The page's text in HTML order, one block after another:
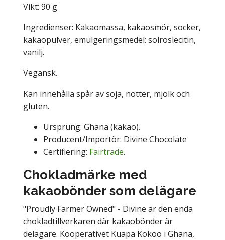
Vikt: 90 g
Ingredienser: Kakaomassa, kakaosmör, socker,
kakaopulver, emulgeringsmedel: solroslecitin,
vanilj.
Vegansk.
Kan innehålla spår av soja, nötter, mjölk och
gluten.
Ursprung: Ghana (kakao).
Producent/Importör: Divine Chocolate
Certifiering: Fairtrade.
Chokladmärke med
kakaobönder som delägare
"Proudly Farmer Owned" - Divine är den enda
chokladtillverkaren där kakaobönder är
delägare. Kooperativet Kuapa Kokoo i Ghana,